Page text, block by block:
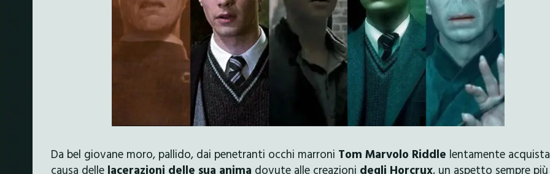
Da bel giovane moro, pallido, dai penetranti occhi marroni Tom Marvolo Riddle lentamente
causa delle lacerazioni delle sua anima dovute alle creazioni degli Horcrux, un aspetto sempre più